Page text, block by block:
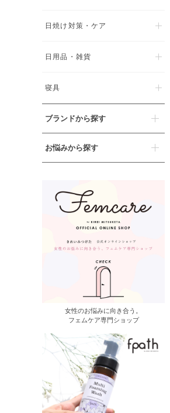
日焼け対策・ケア
日用品・雑貨
寝具
ブランドから探す
お悩みから探す
女性のお悩みに向き合う。
フェムケア専門ショップ